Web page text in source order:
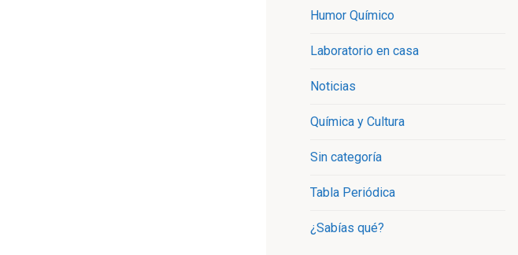
Humor Químico
Laboratorio en casa
Noticias
Química y Cultura
Sin categoría
Tabla Periódica
¿Sabías qué?